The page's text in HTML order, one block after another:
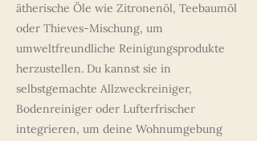
ätherische Öle wie Zitronenöl, Teebaumöl
oder Thieves-Mischung, um
umweltfreundliche Reinigungsprodukte
herzustellen. Du kannst sie in
selbstgemachte Allzweckreiniger,
Bodenreiniger oder Lufterfrischer
integrieren, um deine Wohnumgebung